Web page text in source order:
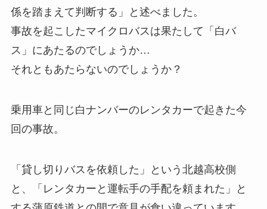
係を踏まえて判断する」と述べました。
事故を起こしたマイクロバスは果たして「白バ
ス」にあたるのでしょうか…
それともあたらないのでしょうか？
乗用車と同じ白ナンバーのレンタカーで起きた今
回の事故。
「貸し切りバスを依頼した」という北越高校側
と、「レンタカーと運転手の手配を頼まれた」と